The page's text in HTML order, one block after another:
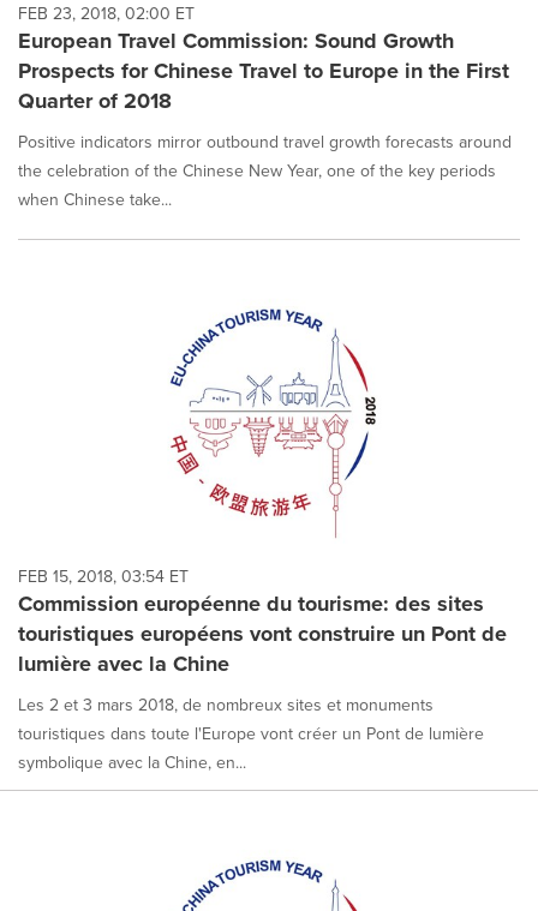
FEB 23, 2018, 02:00 ET
European Travel Commission: Sound Growth
Prospects for Chinese Travel to Europe in the First
Quarter of 2018
Positive indicators mirror outbound travel growth forecasts around
the celebration of the Chinese New Year, one of the key periods
when Chinese take...
FEB 15, 2018, 03:54 ET
Commission européenne du tourisme: des sites
touristiques européens vont construire un Pont de
lumière avec la Chine
Les 2 et 3 mars 2018, de nombreux sites et monuments
touristiques dans toute l'Europe vont créer un Pont de lumière
symbolique avec la Chine, en...